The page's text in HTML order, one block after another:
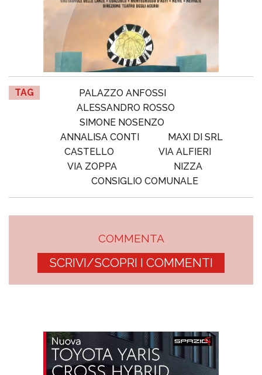
TAG
PALAZZO ANFOSSI
ALESSANDRO ROSSO
SIMONE NOSENZO
ANNALISA CONTI
MAXI DI SRL
CASTELLO
VIA ALFIERI
VIA ZOPPA
NIZZA
CONSIGLIO COMUNALE
COMMENTA
SCRIVI/SCOPRI I COMMENTI